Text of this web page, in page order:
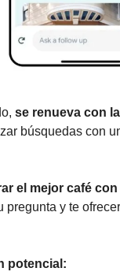
se renueva con
búsquedas con
el mejor café con
pregunta y te
potencial: